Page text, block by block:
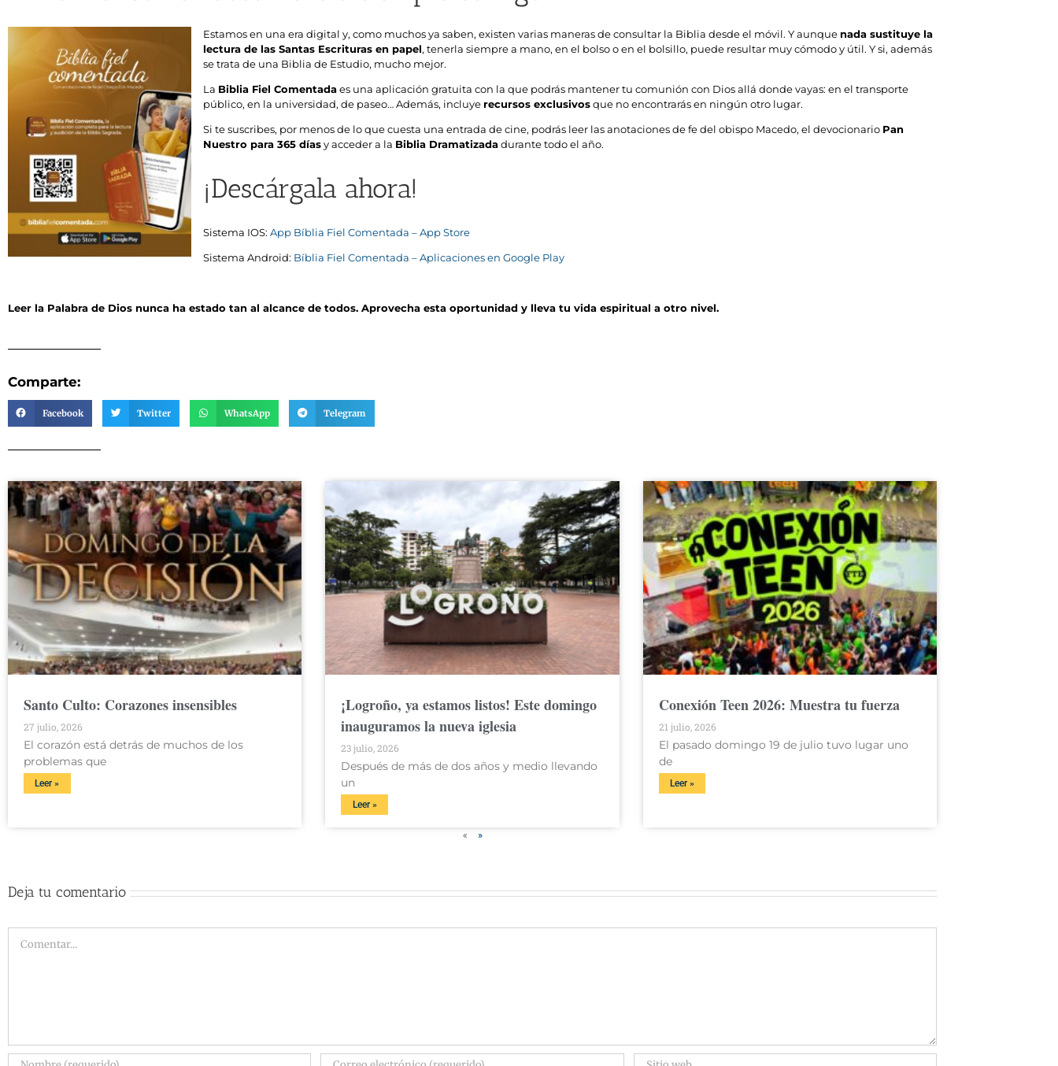
Estamos en una era digital y, como muchos ya saben, existen varias maneras de consultar la Biblia desde el móvil. Y aunque nada sustituye la
lectura de las Santas Escrituras en papel, tenerla siempre a mano, en el bolso o en el bolsillo, puede resultar muy cómodo y útil. Y si, además
se trata de una Biblia de Estudio, mucho mejor.
La Biblia Fiel Comentadaes una aplicación gratuita con la que podrás mantener tu comunión con Dios allá donde vayas: en el transporte
público, en la universidad, de paseo… Además, incluye recursos exclusivosque no encontrarás en ningún otro lugar.
Si te suscribes, por menos de lo que cuesta una entrada de cine, podrás leer las anotaciones de fe del obispo Macedo, el devocionario Pan
Nuestro para 365 díasy acceder a la Biblia Dramatizadadurante todo el año.
¡Descárgala ahora!
Sistema IOS: ‎App Bíblia Fiel Comentada – App Store
Sistema Android: Bíblia Fiel Comentada – Aplicaciones en Google Play
Leer la Palabra de Dios nunca ha estado tan al alcance de todos. Aprovecha esta oportunidad y lleva tu vida espiritual a otro nivel.
Comparte:
Facebook Twitter WhatsApp Telegram
Santo Culto: Corazones insensibles
27 julio, 2026
El corazón está detrás de muchos de los
problemas que
Leer »
¡Logroño, ya estamos listos! Este domingo
inauguramos la nueva iglesia
23 julio, 2026
Después de más de dos años y medio llevando
un
Leer »
Conexión Teen 2026: Muestra tu fuerza
21 julio, 2026
El pasado domingo 19 de julio tuvo lugar uno
de
Leer »
« »
Deja tu comentario